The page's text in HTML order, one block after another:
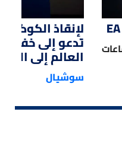
لإنقاذ
تدعو إلى
العالم إلى
سوشيال